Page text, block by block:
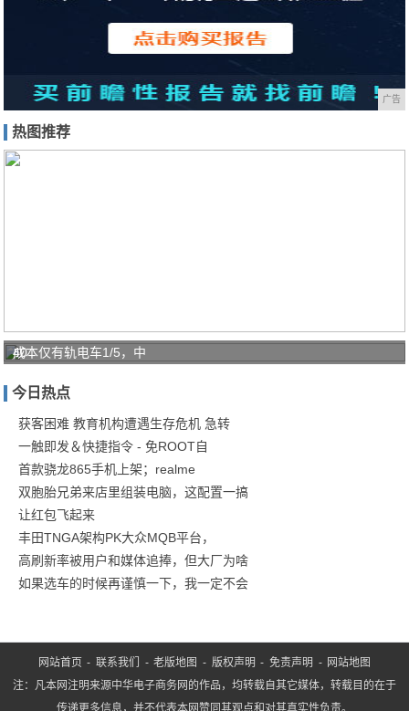
广告
热图推荐
40
老
破
小
变
身
蜜
桃
感
单
成本仅有轨电车1/5，中
今日热点
获客困难 教育机构遭遇生存危机 急转
一触即发＆快捷指令 - 免ROOT自
首款骁龙865手机上架；realme
双胞胎兄弟来店里组装电脑，这配置一搞
让红包飞起来
丰田TNGA架构PK大众MQB平台，
高刷新率被用户和媒体追捧，但大厂为啥
如果选车的时候再谨慎一下，我一定不会
网站首页 - 联系我们 -老版地图 - 版权声明 -免责声明 - 网站地图
注：凡本网注明来源中华电子商务网的作品，均转载自其它媒体，转载目的在于
传递更多信息，并不代表本网赞同其观点和对其真实性负责。